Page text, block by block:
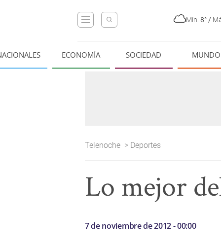
Mín: 8° /
ECONOMÍA SOCIEDAD MUNDO
Telenoche > Deportes
Lo mejor
7 de noviembre de 2012 - 00:00